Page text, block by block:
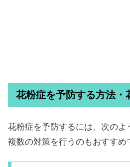
花粉症を予防する方法・
花粉症を予防するには、次のよ
複数の対策を行うのもおすすめ